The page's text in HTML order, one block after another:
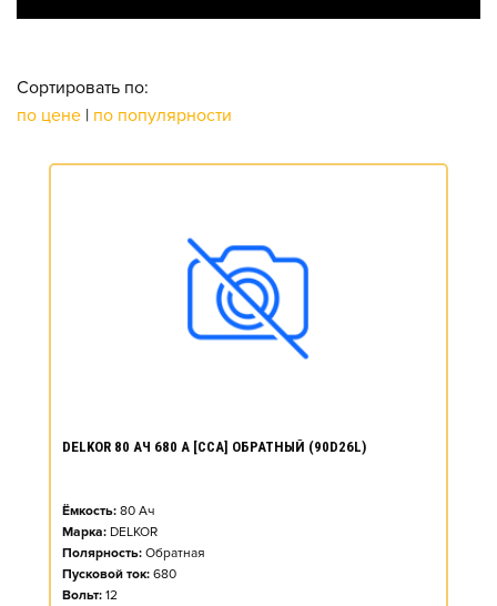
Сортировать по:
по цене | по популярности
DELKOR 80 АЧ 680 А [CCA] ОБРАТНЫЙ (90D26L)
Ёмкость: 80 Ач
Марка: DELKOR
Полярность: Обратная
Пусковой ток: 680
Вольт: 12